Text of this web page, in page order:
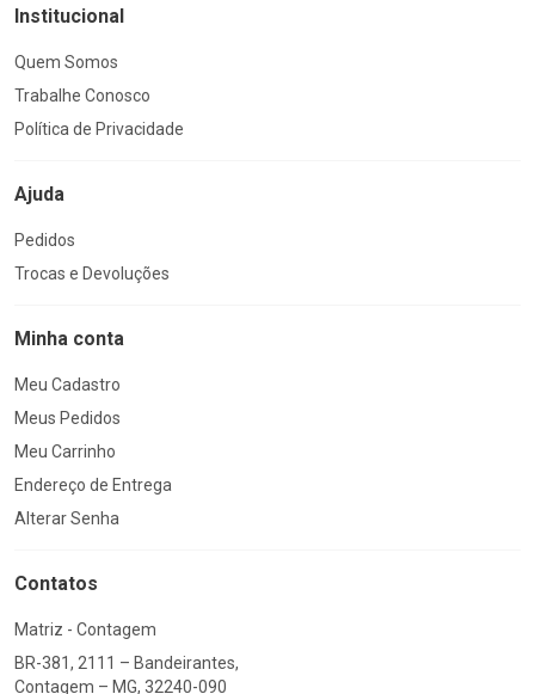
Institucional
Quem Somos
Trabalhe Conosco
Política de Privacidade
Ajuda
Pedidos
Trocas e Devoluções
Minha conta
Meu Cadastro
Meus Pedidos
Meu Carrinho
Endereço de Entrega
Alterar Senha
Contatos
Matriz - Contagem
BR-381, 2111 – Bandeirantes,
Contagem – MG, 32240-090